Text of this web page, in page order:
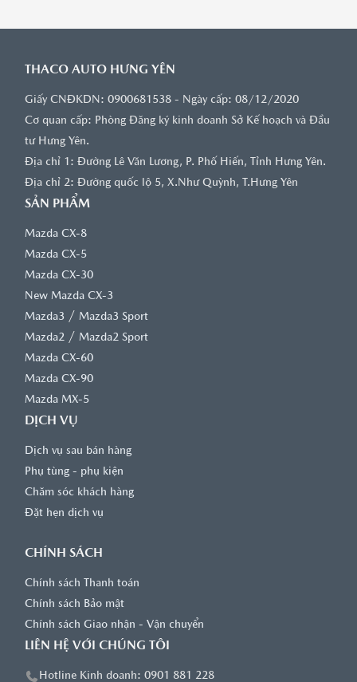
THACO AUTO HƯNG YÊN
Giấy CNĐKDN: 0900681538 - Ngày cấp: 08/12/2020
Cơ quan cấp: Phòng Đăng ký kinh doanh Sở Kế hoạch và Đầu
tư Hưng Yên.
Địa chỉ 1: Đường Lê Văn Lương, P. Phố Hiến, Tỉnh Hưng Yên.
Địa chỉ 2: Đường quốc lộ 5, X.Như Quỳnh, T.Hưng Yên
SẢN PHẨM
Mazda CX-8
Mazda CX-5
Mazda CX-30
New Mazda CX-3
Mazda3 / Mazda3 Sport
Mazda2 / Mazda2 Sport
Mazda CX-60
Mazda CX-90
Mazda MX-5
DỊCH VỤ
Dịch vụ sau bán hàng
Phụ tùng - phụ kiện
Chăm sóc khách hàng
Đặt hẹn dịch vụ
CHÍNH SÁCH
Chính sách Thanh toán
Chính sách Bảo mật
Chính sách Giao nhận - Vận chuyển
LIÊN HỆ VỚI CHÚNG TÔI
Hotline Kinh doanh: 0901 881 228